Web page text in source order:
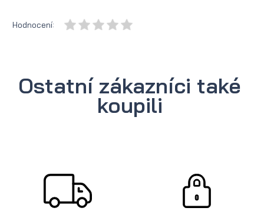
Hodnocení:
Ostatní zákazníci také
koupili